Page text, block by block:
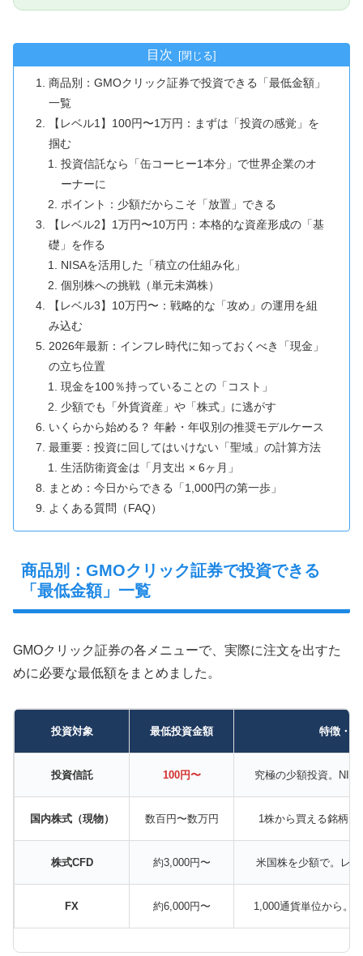
目次
商品別：GMOクリック証券で投資できる「最低金額」
一覧
【レベル1】100円〜1万円：まずは「投資の感覚」を
掴む
投資信託なら「缶コーヒー1本分」で世界企業のオ
ーナーに
ポイント：少額だからこそ「放置」できる
【レベル2】1万円〜10万円：本格的な資産形成の「基
礎」を作る
NISAを活用した「積立の仕組み化」
個別株への挑戦（単元未満株）
【レベル3】10万円〜：戦略的な「攻め」の運用を組
み込む
2026年最新：インフレ時代に知っておくべき「現金」
の立ち位置
現金を100％持っていることの「コスト」
少額でも「外貨資産」や「株式」に逃がす
いくらから始める？ 年齢・年収別の推奨モデルケース
最重要：投資に回してはいけない「聖域」の計算方法
生活防衛資金は「月支出 × 6ヶ月」
まとめ：今日からできる「1,000円の第一歩」
よくある質問（FAQ）
商品別：GMOクリック証券で投資できる
「最低金額」一覧
GMOクリック証券の各メニューで、実際に注文を出すた
めに必要な最低額をまとめました。
投資対象 最低投資金額 特徴・
投資信託 100円〜 究極の少額投資。
国内株式（現物） 数百円〜数万円 1株から買える銘柄
株式CFD 約3,000円〜 米国株を少額で。レ
FX 約6,000円〜 1,000通貨単位から。